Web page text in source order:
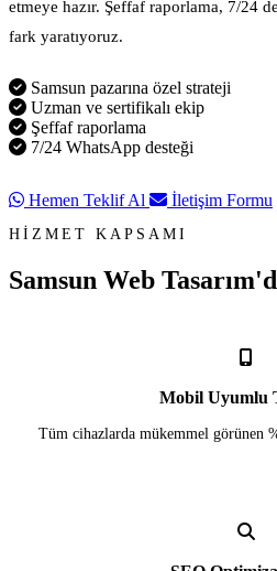
etmeye hazır. Şeffaf raporlama, 7/24
fark yaratıyoruz.
Samsun pazarına özel strateji
Uzman ve sertifikalı ekip
Şeffaf raporlama
7/24 WhatsApp desteği
Hemen Teklif Al İletişim Formu
HİZMET KAPSAMI
Samsun Web
Mobil Uyumlu
Tüm cihazlarda mükemmel görünen